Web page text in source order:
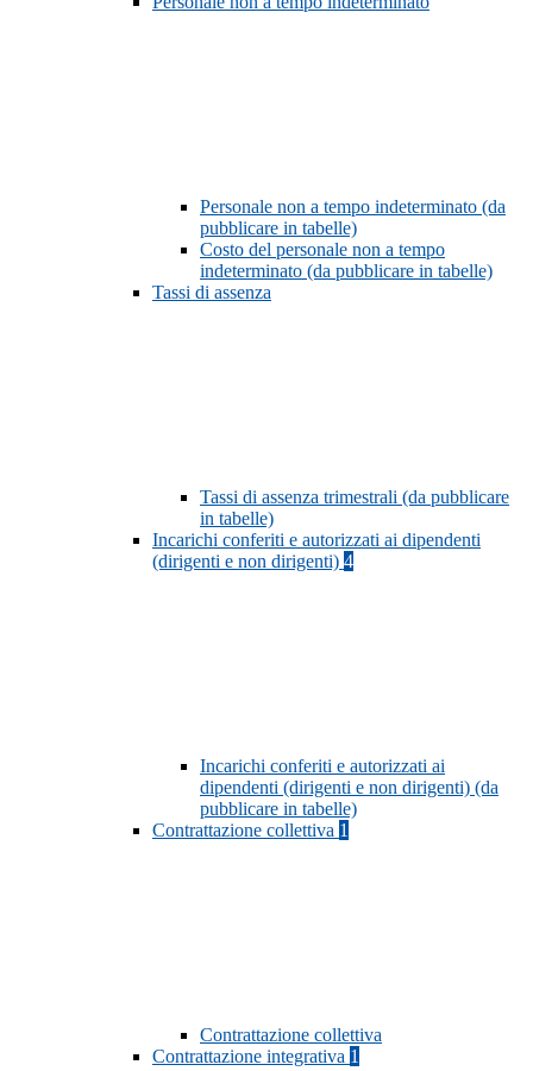
Personale non a tempo indeterminato (da
pubblicare in tabelle)
Costo del personale non a tempo
indeterminato (da pubblicare in tabelle)
Tassi di assenza
Tassi di assenza trimestrali (da pubblicare
in tabelle)
Incarichi conferiti e autorizzati ai dipendenti
(dirigenti e non dirigenti) 4
Incarichi conferiti e autorizzati ai
dipendenti (dirigenti e non dirigenti) (da
pubblicare in tabelle)
Contrattazione collettiva 1
Contrattazione collettiva
Contrattazione integrativa 1